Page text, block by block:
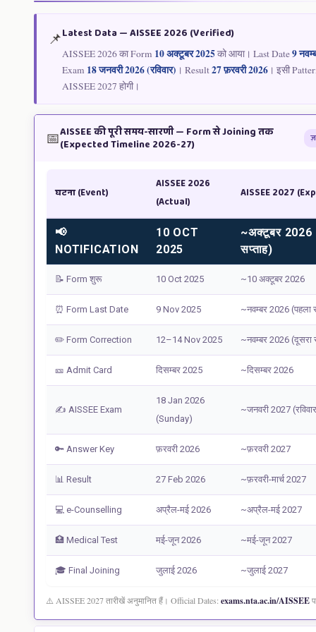
📌Latest Data — AISSEE 2026 (Verified)
AISSEE 2026 का Form 10 अक्टूबर 2025को आया। Last Date9
Exam 18 जनवरी 2026 (रविवार) । Result27 फ़रवरी 2026 । इसी
AISSEE 2027 होगी।
📅AISSEE की पूरी समय-सारणी — Form से Joining तक
(Expected Timeline 2026-27)
घटना (Event)
AISSEE 2026
(Actual)
AISSEE 2027
📢
NOTIFICATION
10 OCT
2025
~अक्टूबर 2026
सप्ताह)
📝 Form शुरू 10 Oct 2025 ~10 अक्टूबर 2026
⏰ Form Last Date 9 Nov 2025 ~नवम्बर 2026 (पहला
✏️ Form Correction 12–14 Nov 2025 ~नवम्बर 2026 (दूसरा
🎫 Admit Card दिसम्बर 2025 ~दिसम्बर 2026
✍️ AISSEE Exam
18 Jan 2026
(Sunday)
~जनवरी 2027
🔑 Answer Key फ़रवरी 2026 ~फ़रवरी 2027
📊 Result 27 Feb 2026 ~फ़रवरी-मार्च 2027
💻 e-Counselling अप्रैल-मई 2026 ~अप्रैल-मई 2027
🏥 Medical Test मई-जून 2026 ~मई-जून 2027
🎓 Final Joining जुलाई 2026 ~जुलाई 2027
⚠️ AISSEE 2027 तारीखें अनुमानित हैं। Official Dates: exams.nta.ac.in/AISSEE